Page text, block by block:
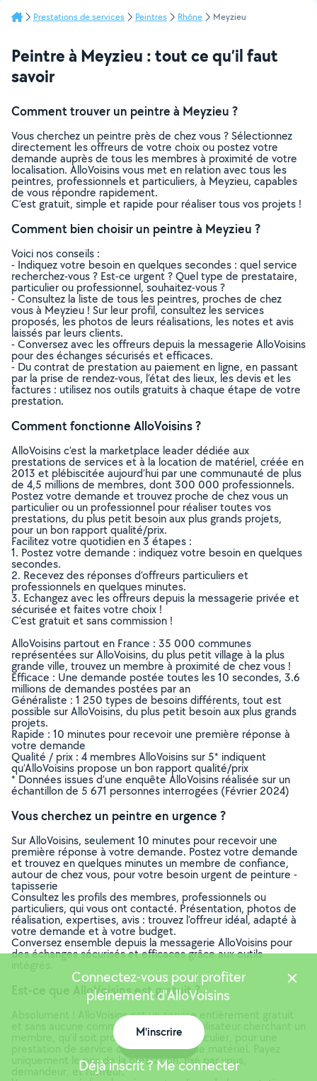
Prestations de services Peintres Rhône Meyzieu
Peintre à Meyzieu : tout ce qu’il faut
savoir
Comment trouver un peintre à Meyzieu ?
Vous cherchez un peintre près de chez vous ? Sélectionnez
directement les offreurs de votre choix ou postez votre
demande auprès de tous les membres à proximité de votre
localisation. AlloVoisins vous met en relation avec tous les
peintres, professionnels et particuliers, à Meyzieu, capables
de vous répondre rapidement.
C’est gratuit, simple et rapide pour réaliser tous vos projets !
Comment bien choisir un peintre à Meyzieu ?
Voici nos conseils :
- Indiquez votre besoin en quelques secondes : quel service
recherchez-vous ? Est-ce urgent ? Quel type de prestataire,
particulier ou professionnel, souhaitez-vous ?
- Consultez la liste de tous les peintres, proches de chez
vous à Meyzieu ! Sur leur profil, consultez les services
proposés, les photos de leurs réalisations, les notes et avis
laissés par leurs clients.
- Conversez avec les offreurs depuis la messagerie AlloVoisins
pour des échanges sécurisés et efficaces.
- Du contrat de prestation au paiement en ligne, en passant
par la prise de rendez-vous, l’état des lieux, les devis et les
factures : utilisez nos outils gratuits à chaque étape de votre
prestation.
Comment fonctionne AlloVoisins ?
AlloVoisins c’est la marketplace leader dédiée aux
prestations de services et à la location de matériel, créée en
2013 et plébiscitée aujourd’hui par une communauté de plus
de 4,5 millions de membres, dont 300 000 professionnels.
Postez votre demande et trouvez proche de chez vous un
particulier ou un professionnel pour réaliser toutes vos
prestations, du plus petit besoin aux plus grands projets,
pour un bon rapport qualité/prix.
Facilitez votre quotidien en 3 étapes :
1. Postez votre demande : indiquez votre besoin en quelques
secondes.
2. Recevez des réponses d’offreurs particuliers et
professionnels en quelques minutes.
3. Echangez avec les offreurs depuis la messagerie privée et
sécurisée et faites votre choix !
C’est gratuit et sans commission !
AlloVoisins partout en France : 35 000 communes
représentées sur AlloVoisins, du plus petit village à la plus
grande ville, trouvez un membre à proximité de chez vous !
Efficace : Une demande postée toutes les 10 secondes, 3.6
millions de demandes postées par an
Généraliste : 1 250 types de besoins différents, tout est
possible sur AlloVoisins, du plus petit besoin aux plus grands
projets.
Rapide : 10 minutes pour recevoir une première réponse à
votre demande
Qualité / prix : 4 membres AlloVoisins sur 5* indiquent
qu’AlloVoisins propose un bon rapport qualité/prix
* Données issues d’une enquête AlloVoisins réalisée sur un
échantillon de 5 671 personnes interrogées (Février 2024)
Vous cherchez un peintre en urgence ?
Sur AlloVoisins, seulement 10 minutes pour recevoir une
première réponse à votre demande. Postez votre demande
et trouvez en quelques minutes un membre de confiance,
autour de chez vous, pour votre besoin urgent de peinture -
tapisserie
Consultez les profils des membres, professionnels ou
particuliers, qui vous ont contacté. Présentation, photos de
réalisation, expertises, avis : trouvez l'offreur idéal, adapté à
votre demande et à votre budget.
Conversez ensemble depuis la messagerie AlloVoisins pour
des échanges sécurisés et efficaces grâce aux outils
Est-ce que AlloVoisins est gratuit ?
Absolument ! AlloVoisins est un service entièrement gratuit
et sans aucune commission pour tout utilisateur cherchant un
membre, qu’il soit professionnel ou particulier, pour une
prestation de service ou une location de matériel. Payez
uniquement le prix de la prestation, fixé par vous,
demandeur, et l’offreur.
Connectez-vous pour profiter
pleinement d'AlloVoisins
M'inscrire
Déjà inscrit ? Me connecter